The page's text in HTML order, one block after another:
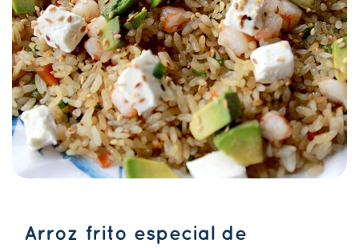
Arroz frito especial de